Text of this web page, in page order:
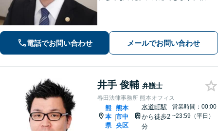
電話でお問い合わせ メールでお問い合わせ
井手 俊輔 弁護士
春田法律事務所 熊本オフィス
熊
本
県
|
熊本
市中
央区
水道町駅
から徒歩2
分
営業時間：00:00
~23:59（平日）